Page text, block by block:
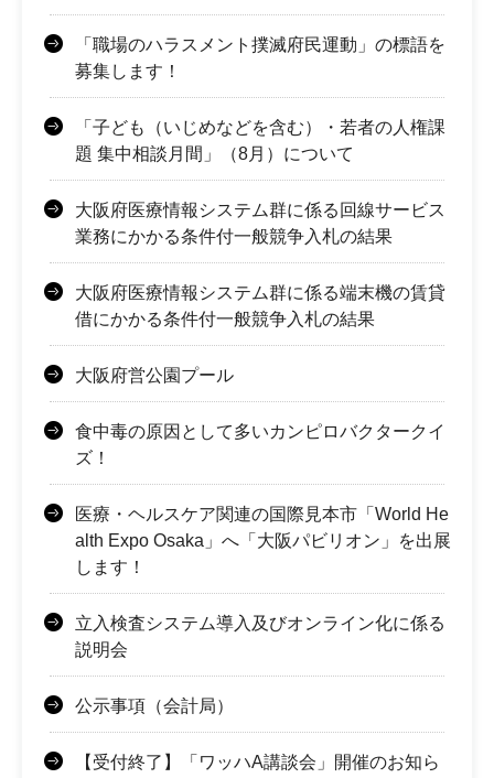
「職場のハラスメント撲滅府民運動」の標語を
募集します！
「子ども（いじめなどを含む）・若者の人権課
題 集中相談月間」（8月）について
大阪府医療情報システム群に係る回線サービス
業務にかかる条件付一般競争入札の結果
大阪府医療情報システム群に係る端末機の賃貸
借にかかる条件付一般競争入札の結果
大阪府営公園プール
食中毒の原因として多いカンピロバクタークイ
ズ！
医療・ヘルスケア関連の国際見本市「World He
alth Expo Osaka」へ「大阪パビリオン」を出展
します！
立入検査システム導入及びオンライン化に係る
説明会
公示事項（会計局）
【受付終了】「ワッハA講談会」開催のお知ら